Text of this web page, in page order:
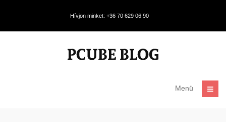
Hívjon minket: +36 70 629 06 90
Menü